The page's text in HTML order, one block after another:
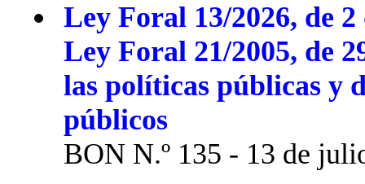
Ley Foral 13/2026, de
Ley Foral 21/2005, de
las políticas públicas y
públicos
BON N.º 135 - 13 de